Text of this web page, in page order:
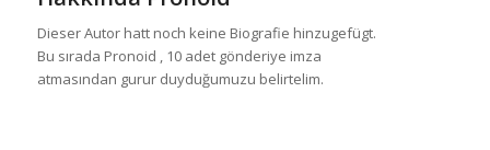
Dieser Autor hatt noch keine Biografie hinzugefügt.
Bu sırada Pronoid , 10 adet gönderiye imza
atmasından gurur duyduğumuzu belirtelim.